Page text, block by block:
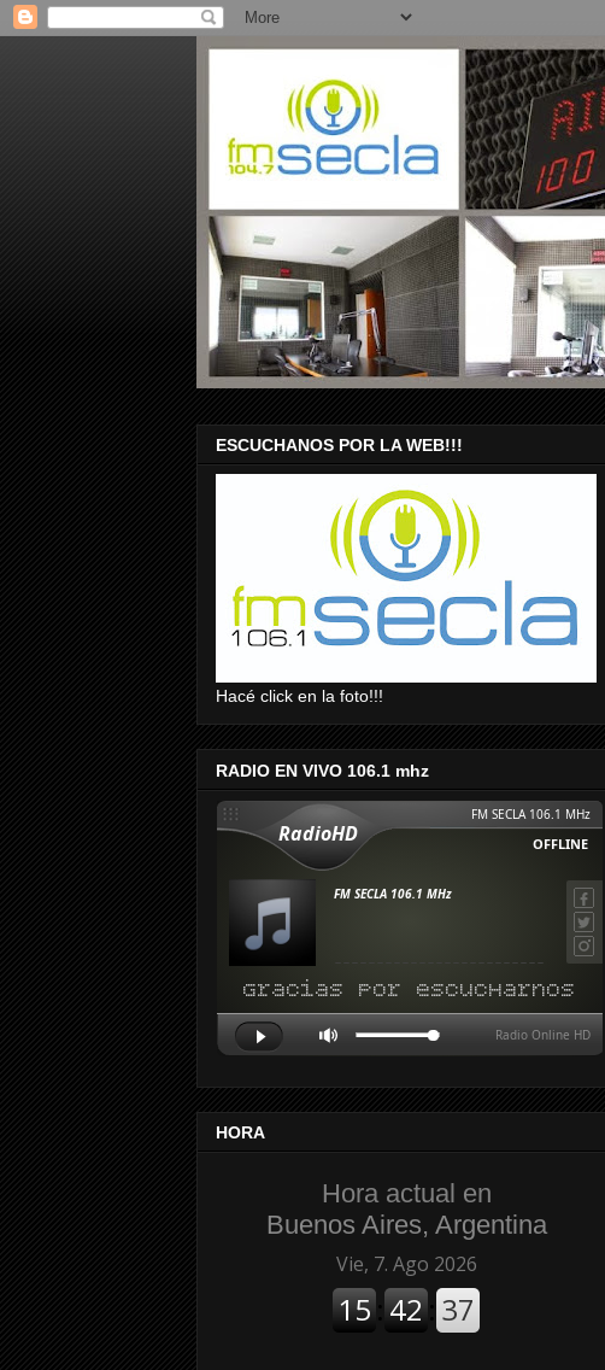
ESCUCHANOS POR LA WEB!!!
Hacé click en la foto!!!
RADIO EN VIVO 106.1 mhz
HORA
Hora actual en
Buenos Aires, Argentina